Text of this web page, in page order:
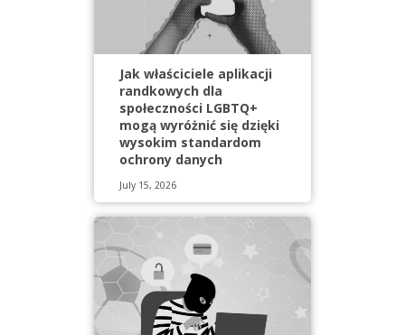
Jak właściciele aplikacji
randkowych dla
społeczności LGBTQ+
mogą wyróżnić się dzięki
wysokim standardom
ochrony danych
July 15, 2026